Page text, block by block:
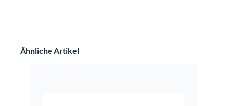
Produktgalerie überspringen
Ähnliche Artikel